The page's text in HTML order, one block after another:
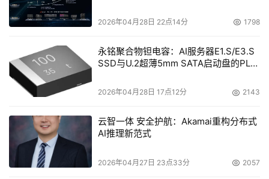
2026年04月28日 22点14分 1798
永铭聚合物钽电容：AI服务器E1.S/E3.S
SSD与U.2超薄5mm SATA启动盘的PLP
2026年04月28日 17点12分 2143
云智一体 安全护航：Akamai重构分布式
AI推理新范式
2026年04月27日 23点33分 2057